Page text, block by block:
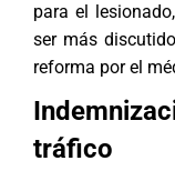
para el
ser más
reforma por el
tráfico